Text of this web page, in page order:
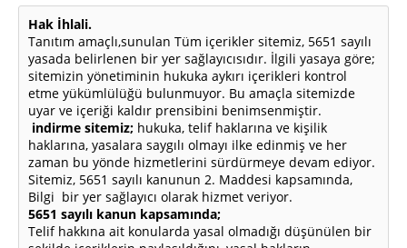
Hak İhlali.
Tanıtım amaçlı,sunulan Tüm içerikler sitemiz, 5651 sayılı
yasada belirlenen bir yer sağlayıcısıdır. İlgili yasaya göre;
sitemizin yönetiminin hukuka aykırı içerikleri kontrol
etme yükümlülüğü bulunmuyor. Bu amaçla sitemizde
uyar ve içeriği kaldır prensibini benimsenmiştir.
indirme sitemiz; hukuka, telif haklarına ve kişilik
haklarına, yasalara saygılı olmayı ilke edinmiş ve her
zaman bu yönde hizmetlerini sürdürmeye devam ediyor.
Sitemiz, 5651 sayılı kanunun 2. Maddesi kapsamında,
Bilgi bir yer sağlayıcı olarak hizmet veriyor.
5651 sayılı kanun kapsamında;
Telif hakkına ait konularda yasal olmadığı düşünülen bir